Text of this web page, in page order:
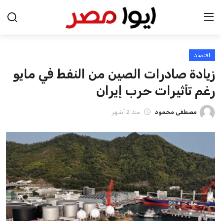
الرئيسية
اخبار مصر
عرب وعالم
اخبار الرياضة
منوعات
فن وثقافة
اقتصاد
زيادة صادرات الصين من النفط في مايو
رغم تأثيرات حرب إيران
مصطفى محمود منذ 2 أشهر